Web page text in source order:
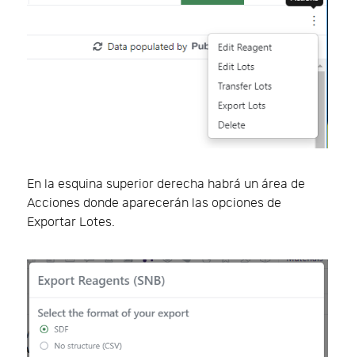
En la esquina superior derecha habrá un área de
Acciones donde aparecerán las opciones de
Exportar Lotes.